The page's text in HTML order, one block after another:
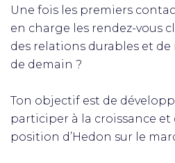
Une fois les premiers
en charge les rendez-vous
des relations durables et
de demain ?
Ton objectif est de
participer à la croissance et
position d’Hedon sur le